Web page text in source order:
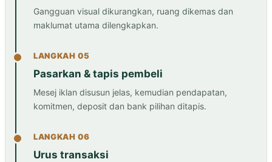
Gangguan visual dikurangkan, ruang dikemas dan
maklumat utama dilengkapkan.
LANGKAH 05
Pasarkan & tapis pembeli
Mesej iklan disusun jelas, kemudian pendapatan,
komitmen, deposit dan bank pilihan ditapis.
LANGKAH 06
Urus transaksi